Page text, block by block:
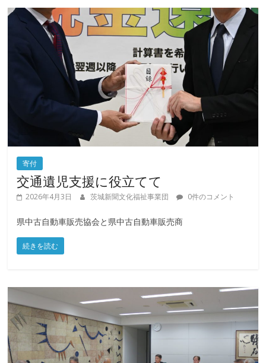
寄付
交通遺児支援に役立てて
2026年4月3日 茨城新聞文化福祉事業団 0件のコメント
県中古自動車販売協会と県中古自動車販売商
続きを読む